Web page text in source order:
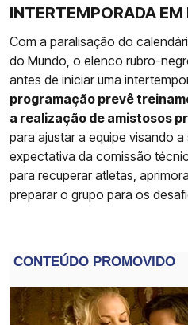
INTERTEMPORADA
Com a paralisação do
do Mundo, o elenco rubro-
antes de iniciar uma
programação prevê
a realização de amistosos
para ajustar a equipe visando
expectativa da comissão
para recuperar atletas,
preparar o grupo para os